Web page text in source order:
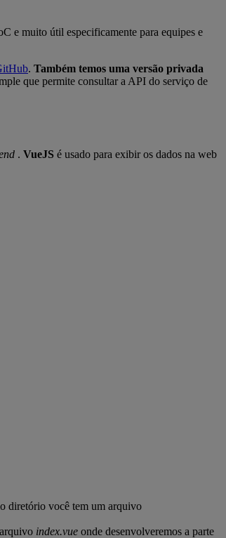
e muito útil especificamente para equipes e
. Também temos uma versão privada
que permite consultar a API do serviço de
. VueJS é usado para exibir os dados na web
diretório você tem um arquivo
index.vue onde desenvolveremos a parte